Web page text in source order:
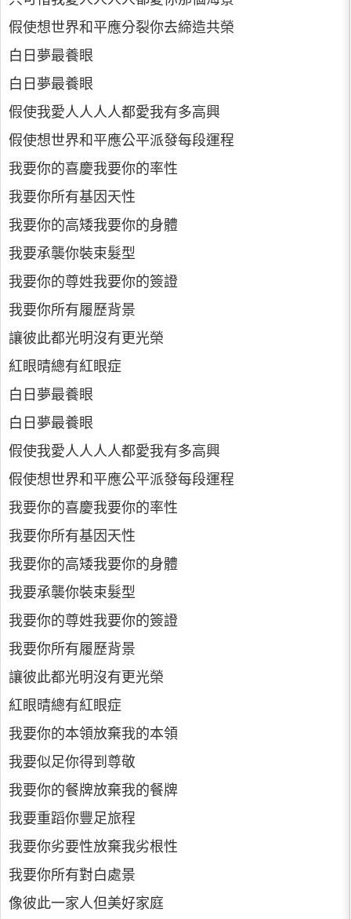
假使想世界和平應分裂你去締造共榮
白日夢最養眼
白日夢最養眼
假使我愛人人人人都愛我有多高興
假使想世界和平應公平派發每段運程
我要你的喜慶我要你的率性
我要你所有基因天性
我要你的高矮我要你的身體
我要承襲你裝束髮型
我要你的尊姓我要你的簽證
我要你所有履歷背景
讓彼此都光明沒有更光榮
紅眼晴總有紅眼症
白日夢最養眼
白日夢最養眼
假使我愛人人人人都愛我有多高興
假使想世界和平應公平派發每段運程
我要你的喜慶我要你的率性
我要你所有基因天性
我要你的高矮我要你的身體
我要承襲你裝束髮型
我要你的尊姓我要你的簽證
我要你所有履歷背景
讓彼此都光明沒有更光榮
紅眼晴總有紅眼症
我要你的本領放棄我的本領
我要似足你得到尊敬
我要你的餐牌放棄我的餐牌
我要重蹈你豐足旅程
我要你劣要性放棄我劣根性
我要你所有對白處景
像彼此一家人但美好家庭